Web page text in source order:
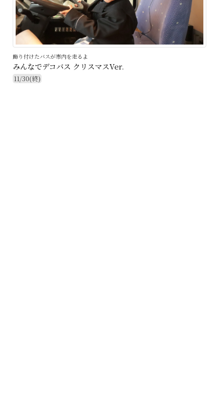
飾り付けたバスが市内を走るよ
みんなでデコバス クリスマスVer.
11/30(終)